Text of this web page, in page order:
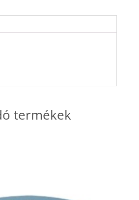
termékek